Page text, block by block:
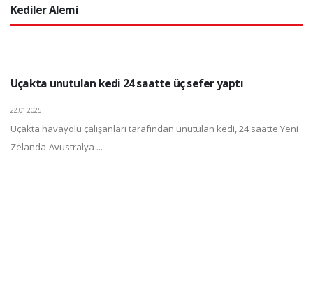
Kediler Alemi
Uçakta unutulan kedi 24 saatte üç sefer yaptı
22.01.2025
Uçakta havayolu çalışanları tarafından unutulan kedi, 24 saatte Yeni
Zelanda-Avustralya ...